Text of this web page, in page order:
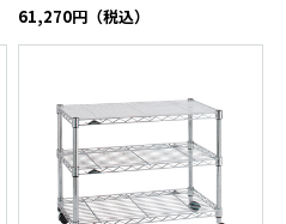
61,270円（税込）